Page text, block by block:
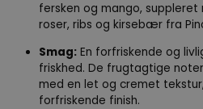
fersken og mango,
roser, ribs og kirsebær fra
Smag: En forfriskende og
friskhed. De frugtagtige
med en let og cremet
forfriskende finish.